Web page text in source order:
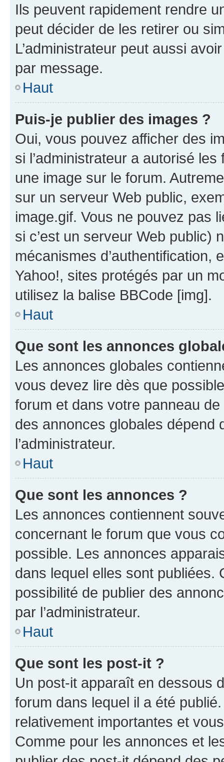
Ils peuvent rapidement rendre
peut décider de les retirer ou
L’administrateur peut aussi
par message.
Haut
Puis-je publier des images ?
Oui, vous pouvez afficher des
si l’administrateur a autorisé
une image sur le forum.
sur un serveur Web public,
image.gif. Vous ne pouvez pas
si c’est un serveur Web public)
mécanismes d’authentification,
Yahoo!, sites protégés par un
utilisez la balise BBCode [img].
Haut
Que sont les annonces
Les annonces globales
vous devez lire dès que
forum et dans votre panneau
des annonces globales dépend
l’administrateur.
Haut
Que sont les annonces ?
Les annonces contiennent
concernant le forum que vous
possible. Les annonces
dans lequel elles sont publiées.
possibilité de publier des
par l’administrateur.
Haut
Que sont les post-it ?
Un post-it apparaît en dessous
forum dans lequel il a été
relativement importantes et
Comme pour les annonces et